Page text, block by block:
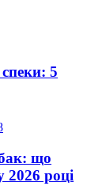
5
що
2026 році